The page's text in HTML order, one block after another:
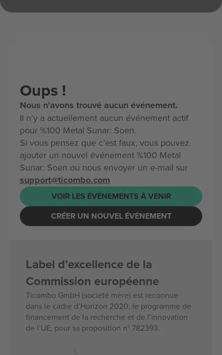
Oups !
Nous n'avons trouvé aucun événement.
Il n’y a actuellement aucun événement actif
pour %100 Metal Sunar: Soen.
Si vous pensez que c’est faux, vous pouvez
ajouter un nouvel événement %100 Metal
Sunar: Soen ou nous envoyer un e-mail sur
support@ticombo.com
VOIR LES ÉVÉNEMENTS À VENIR
CRÉER UN NOUVEL ÉVÉNEMENT
Label d’excellence de la
Commission européenne
Ticombo GmbH (société mère) est reconnue
dans le cadre d’Horizon 2020, le programme de
financement de la recherche et de l’innovation
de l’UE, pour sa proposition n° 782393.